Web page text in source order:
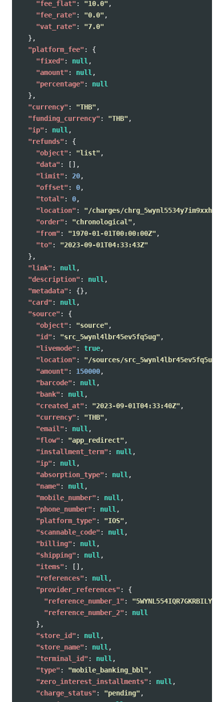
"fee_flat" : "10.0" ,
"fee_rate" : "0.0" ,
"vat_rate" :
"7.0"
},
"platform_fee" :
{
"fixed" : null ,
"amount" : null ,
"percentage" :
null
},
"currency" : "THB" ,
"funding_currency" : "THB" ,
"ip" : null ,
"refunds" :
{
"object" : "list" ,
"data" :
[],
"limit" : 20,
"offset" : 0,
"total" : 0,
"location" :
"/charges/
"order" : "chronological" ,
"from" : "1970-01-01T00:00:00Z" ,
"to" :
"2023-09-01T04:33:43Z"
},
"link" : null ,
"description" : null ,
"metadata" :
{},
"card" : null ,
"source" :
{
"object" : "source" ,
"id" : "src_5wynl4lbr45ev5fq5ug" ,
"livemode" : true,
"location" : "/sources/src_5wynl4lbr45ev5fq5ug"
"amount" : 150000,
"barcode" : null ,
"bank" : null ,
"created_at" : "2023-09-01T04:33:40Z" ,
"currency" : "THB" ,
"email" : null ,
"flow" : "app_redirect" ,
"installment_term" : null ,
"ip" : null ,
"absorption_type" : null ,
"name" : null ,
"mobile_number" : null ,
"phone_number" : null ,
"platform_type" : "IOS" ,
"scannable_code" : null ,
"billing" : null ,
"shipping" : null ,
"items" :
[],
"references" : null ,
"provider_references" :
{
"reference_number_1" : "5WYNL554IQR7GKRBILY"
"reference_number_2" :
null
},
"store_id" : null ,
"store_name" : null ,
"terminal_id" : null ,
"type" : "mobile_banking_bbl" ,
"zero_interest_installments" : null ,
"charge_status" : "pending" ,